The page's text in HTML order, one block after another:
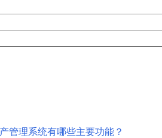
管理系统有哪些主要功能？